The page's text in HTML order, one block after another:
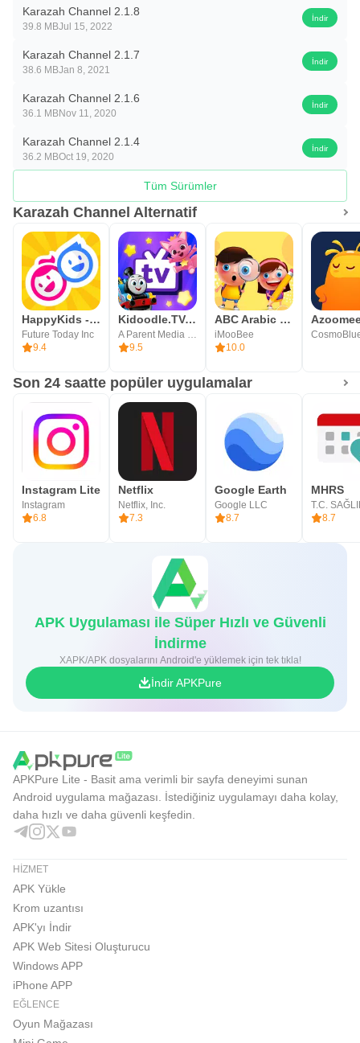
kanalımıza maruz kalmasının, Arapça dilinin olağandışı
bir etkisi olacağına inanıyoruz.
Destek ekibi:
appsupport@karazahchannel.com
Karazah Channel 2.1.8
39.8 MBJul 15, 2022
İndir
Karazah Channel 2.1.7
38.6 MBJan 8, 2021
İndir
Karazah Channel 2.1.6
36.1 MBNov 11, 2020
İndir
Karazah Channel 2.1.4
36.2 MBOct 19, 2020
İndir
Tüm Sürümler
Karazah Channel Alternatif
HappyKids - Kid-Safe Videos
Future Today Inc
9.4
Kidoodle.TV: Movies, TV, Fun!
A Parent Media Co. Inc.
9.5
ABC Arabic for kids لمسه براعم
iMooBee
10.0
Son 24 saatte popüler uygulamalar
Instagram Lite
Instagram
6.8
Netflix
Netflix, Inc.
7.3
Google Earth
Google LLC
8.7
MHRS
8.7
APK Uygulaması ile Süper Hızlı ve Güvenli
İndirme
XAPK/APK dosyalarını Android'e yüklemek için tek tıkla!
İndir APKPure
APKPure Lite - Basit ama verimli bir sayfa deneyimi sunan
Android uygulama mağazası. İstediğiniz uygulamayı daha kolay,
daha hızlı ve daha güvenli keşfedin.
HIZMET
APK Yükle
Krom uzantısı
APK'yı İndir
APK Web Sitesi Oluşturucu
Windows APP
iPhone APP
EĞLENCE
Oyun Mağazası